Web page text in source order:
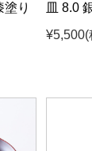
り
皿 8.0
¥5,500(